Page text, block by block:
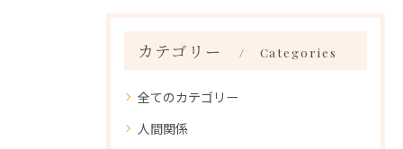
カテゴリー Categories
全てのカテゴリー
人間関係